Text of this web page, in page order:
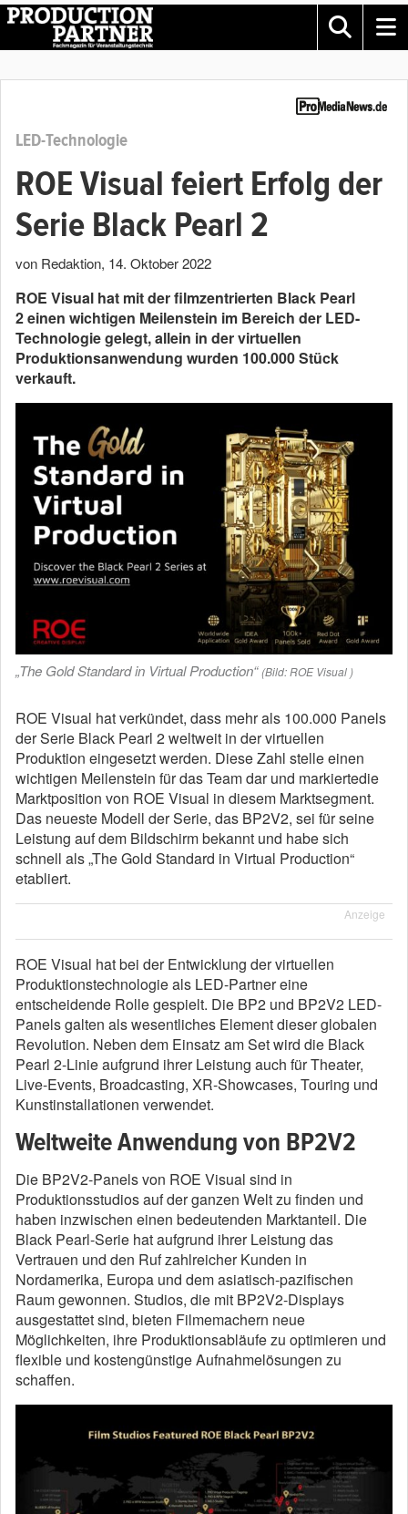
LED-Technologie
ROE Visual feiert Erfolg der
Serie Black Pearl 2
von Redaktion, 14. Oktober 2022
ROE Visual hat mit der filmzentrierten Black Pearl
2 einen wichtigen Meilenstein im Bereich der LED-
Technologie gelegt, allein in der virtuellen
Produktionsanwendung wurden 100.000 Stück
verkauft.
„The Gold Standard in Virtual Production“ (Bild: ROE Visual )
ROE Visual hat verkündet, dass mehr als 100.000 Panels
der Serie Black Pearl 2 weltweit in der virtuellen
Produktion eingesetzt werden. Diese Zahl stelle einen
wichtigen Meilenstein für das Team dar und markiertedie
Marktposition von ROE Visual in diesem Marktsegment.
Das neueste Modell der Serie, das BP2V2, sei für seine
Leistung auf dem Bildschirm bekannt und habe sich
schnell als „The Gold Standard in Virtual Production“
etabliert.
Anzeige
ROE Visual hat bei der Entwicklung der virtuellen
Produktionstechnologie als LED-Partner eine
entscheidende Rolle gespielt. Die BP2 und BP2V2 LED-
Panels galten als wesentliches Element dieser globalen
Revolution. Neben dem Einsatz am Set wird die Black
Pearl 2-Linie aufgrund ihrer Leistung auch für Theater,
Live-Events, Broadcasting, XR-Showcases, Touring und
Kunstinstallationen verwendet.
Weltweite Anwendung von BP2V2
Die BP2V2-Panels von ROE Visual sind in
Produktionsstudios auf der ganzen Welt zu finden und
haben inzwischen einen bedeutenden Marktanteil. Die
Black Pearl-Serie hat aufgrund ihrer Leistung das
Vertrauen und den Ruf zahlreicher Kunden in
Nordamerika, Europa und dem asiatisch-pazifischen
Raum gewonnen. Studios, die mit BP2V2-Displays
ausgestattet sind, bieten Filmemachern neue
Möglichkeiten, ihre Produktionsabläufe zu optimieren und
flexible und kostengünstige Aufnahmelösungen zu
schaffen.